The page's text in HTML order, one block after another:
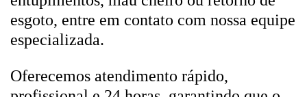
esgoto, entre em contato com nossa equipe
especializada.
Oferecemos atendimento rápido,